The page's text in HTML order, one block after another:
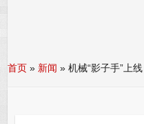
首页 » 新闻 »机械“影子手”上